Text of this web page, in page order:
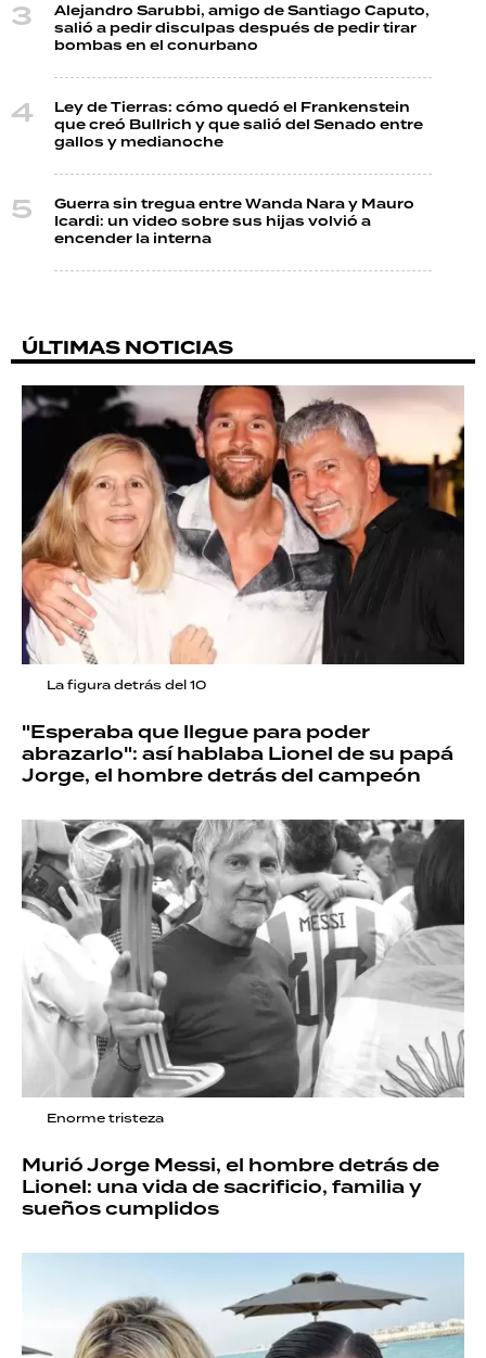
Alejandro Sarubbi, amigo de Santiago Caputo,
salió a pedir disculpas después de pedir tirar
bombas en el conurbano
Ley de Tierras: cómo quedó el Frankenstein
que creó Bullrich y que salió del Senado entre
gallos y medianoche
Guerra sin tregua entre Wanda Nara y Mauro
Icardi: un video sobre sus hijas volvió a
encender la interna
ÚLTIMAS NOTICIAS
La figura detrás del 10
"Esperaba que llegue para poder
abrazarlo": así hablaba Lionel de su papá
Jorge, el hombre detrás del campeón
Enorme tristeza
Murió Jorge Messi, el hombre detrás de
Lionel: una vida de sacrificio, familia y
sueños cumplidos